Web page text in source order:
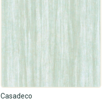
Casadeco